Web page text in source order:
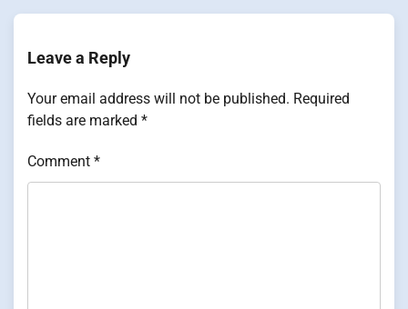
Leave a Reply
Your email address will not be published. Required
fields are marked *
Comment *